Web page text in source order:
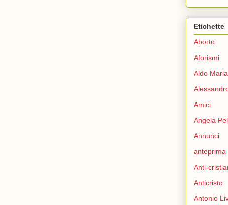
Etichette
Aborto
Aforismi
Aldo
Amici
Angela
Annunci
anteprima
Anti-
Anticristo
Antonio